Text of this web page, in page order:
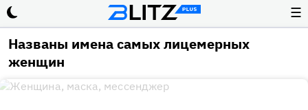
☰
Названы имена самых лицемерных
женщин